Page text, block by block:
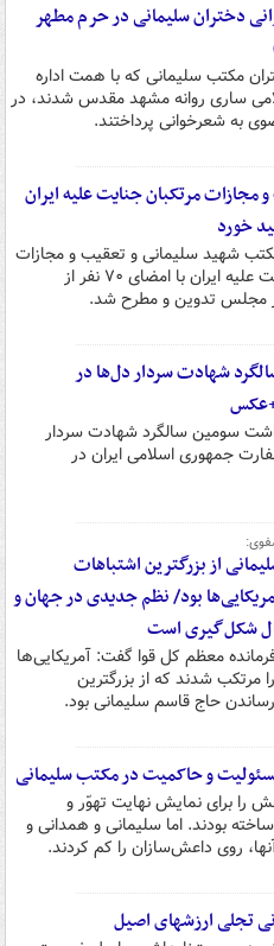
دختران سلیمانی در حرم مطهر
مکتب سلیمانی که با همت اداره
ساری روانه مشهد مقدس شدند، در
به شعرخوانی پرداختند.
مرتکبان جنایت علیه ایران
خورد
شهید سلیمانی و تعقیب و مجازات
مرتکبان جنایت علیه ایران با امضای ۷۰ نفر از
مجلس تدوین و مطرح شد.
شهادت سردار دل‌ها در
+عکس
سومین سالگرد شهادت سردار
جمهوری اسلامی ایران در
از بزرگترین اشتباهات
بود/ نظم جدیدی در جهان و
شکل‌گیری است
معظم کل قوا گفت: آمریکایی‌ها
مرتکب شدند که از بزرگترین
حاج قاسم سلیمانی بود.
و حاکمیت در مکتب سلیمانی
را برای نمایش نهایت تهوّر و
بودند. اما سلیمانی و همدانی و
روی داعش‌سازان را کم کردند.
تجلی ارزشهای اصیل